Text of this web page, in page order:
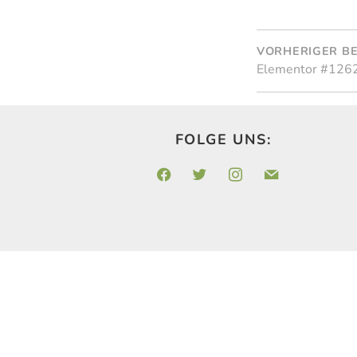
VORHERIGER
Elementor
FOLGE UNS:
facebooktwitter instagrammail